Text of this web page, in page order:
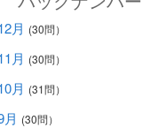
月 (30問）
月 (30問）
月 (31問）
(30問）